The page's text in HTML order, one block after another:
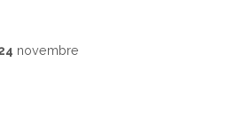
novembre